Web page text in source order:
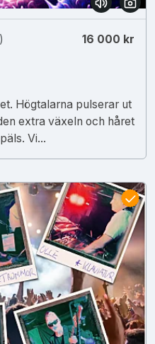
16 000 kr
Högtalarna pulserar ut
extra växeln och håret
Vi...